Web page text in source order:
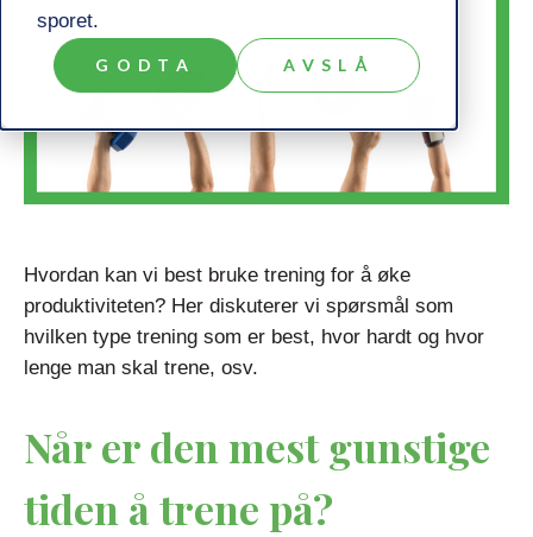
sporet.
GODTA AVSLÅ
Hvordan kan vi best bruke trening for å øke
produktiviteten? Her diskuterer vi spørsmål som
hvilken type trening som er best, hvor hardt og hvor
lenge man skal trene, osv.
Når er den mest gunstige
tiden å trene på?